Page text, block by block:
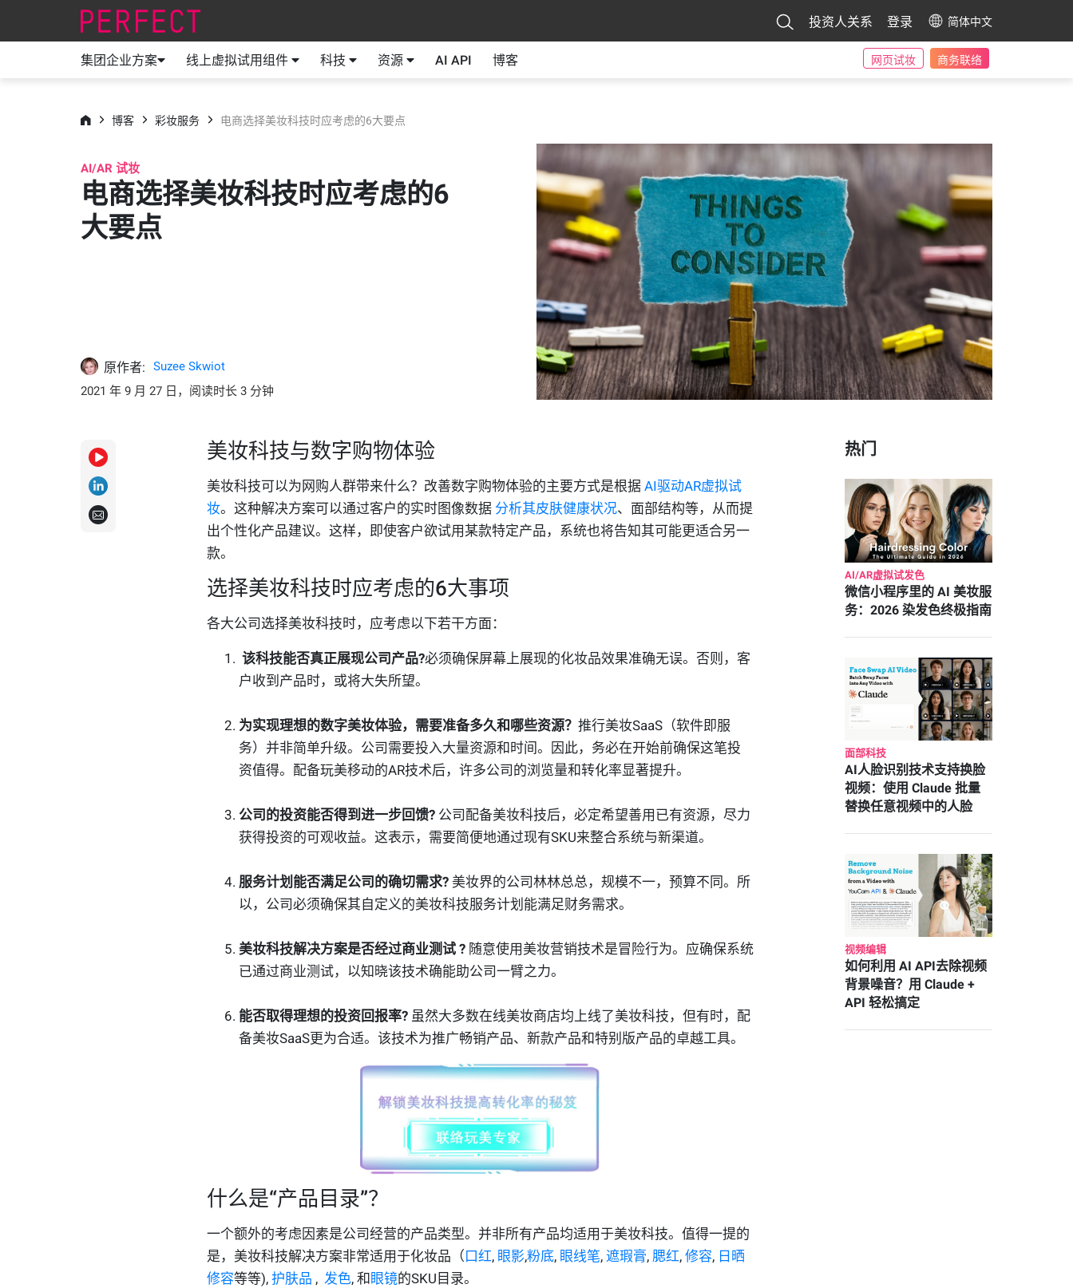
投资人关系 登录 简体中文
集团企业方案 线上虚拟试用组件 科技 资源 AI API 博客 网页试妆 商务联络
博客 彩妆服务 电商选择美妆科技时应考虑的6大要点
AI/AR 试妆
电商选择美妆科技时应考虑的6
大要点
原作者:
Suzee Skwiot
2021 年 9 月 27 日，阅读时长 3 分钟
美妆科技与数字购物体验
美妆科技可以为网购人群带来什么？改善数字购物体验的主要方式是根据 AI驱动AR虚拟试
妆。这种解决方案可以通过客户的实时图像数据 分析其皮肤健康状况、面部结构等，从而提
出个性化产品建议。这样，即使客户欲试用某款特定产品，系统也将告知其可能更适合另一
款。
选择美妆科技时应考虑的6大事项
各大公司选择美妆科技时，应考虑以下若干方面：
该科技能否真正展现公司产品?必须确保屏幕上展现的化妆品效果准确无误。否则，客
户收到产品时，或将大失所望。
为实现理想的数字美妆体验，需要准备多久和哪些资源？ 推行美妆SaaS（软件即服
务）并非简单升级。公司需要投入大量资源和时间。因此，务必在开始前确保这笔投
资值得。配备玩美移动的AR技术后，许多公司的浏览量和转化率显著提升。
公司的投资能否得到进一步回馈?公司配备美妆科技后，必定希望善用已有资源，尽力
获得投资的可观收益。这表示，需要简便地通过现有SKU来整合系统与新渠道。
服务计划能否满足公司的确切需求?美妆界的公司林林总总，规模不一，预算不同。所
以，公司必须确保其自定义的美妆科技服务计划能满足财务需求。
美妆科技解决方案是否经过商业测试 ?随意使用美妆营销技术是冒险行为。应确保系统
已通过商业测试，以知晓该技术确能助公司一臂之力。
能否取得理想的投资回报率?虽然大多数在线美妆商店均上线了美妆科技，但有时，配
备美妆SaaS更为合适。该技术为推广畅销产品、新款产品和特别版产品的卓越工具。
什么是“产品目录”？
一个额外的考虑因素是公司经营的产品类型。并非所有产品均适用于美妆科技。值得一提的
是，美妆科技解决方案非常适用于化妆品（ 口红, 眼影,粉底, 眼线笔, 遮瑕膏, 腮红, 修容, 日晒
修容等等), 护肤品 , 发色, 和 眼镜的SKU目录。
热门
AI/AR虚拟试发色
微信小程序里的 AI 美妆服
务：2026 染发色终极指南
面部科技
AI人脸识别技术支持换脸
视频：使用 Claude 批量
替换任意视频中的人脸
视频编辑
如何利用 AI API去除视频
背景噪音？用 Claude +
API 轻松搞定